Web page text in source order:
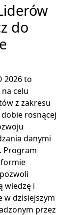
do
2026 to
celu
z zakresu
rosnącej
danymi
Program
wiedzę i
w dzisiejszym
przez